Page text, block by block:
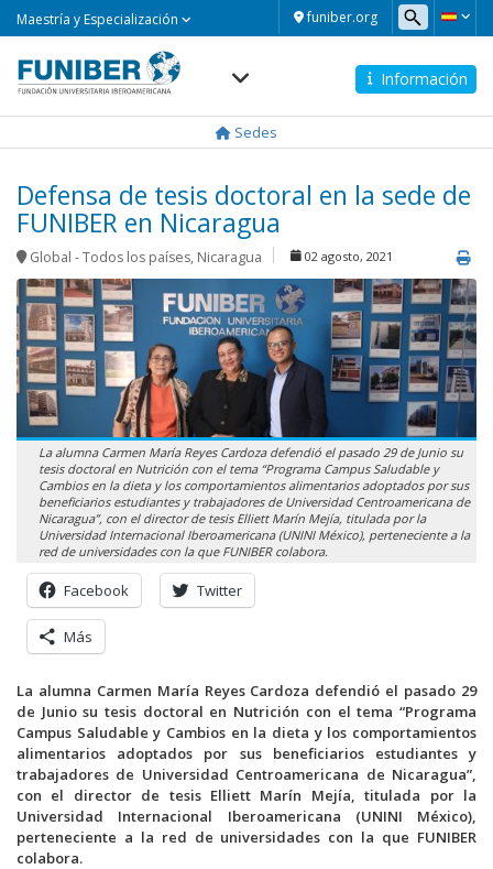
funiber.org
Maestría y Especialización
Información
Sedes
Defensa de tesis doctoral en la sede de
FUNIBER en Nicaragua
Global - Todos los países, Nicaragua 02 agosto, 2021
La alumna Carmen María Reyes Cardoza defendió el pasado 29 de Junio su
tesis doctoral en Nutrición con el tema “Programa Campus Saludable y
Cambios en la dieta y los comportamientos alimentarios adoptados por sus
beneficiarios estudiantes y trabajadores de Universidad Centroamericana de
Nicaragua”, con el director de tesis Elliett Marín Mejía, titulada por la
Universidad Internacional Iberoamericana (UNINI México), perteneciente a la
red de universidades con la que FUNIBER colabora.
Facebook Twitter
Más
La alumna Carmen María Reyes Cardoza defendió el pasado 29
de Junio su tesis doctoral en Nutrición con el tema “Programa
Campus Saludable y Cambios en la dieta y los comportamientos
alimentarios adoptados por sus beneficiarios estudiantes y
trabajadores de Universidad Centroamericana de Nicaragua”,
con el director de tesis Elliett Marín Mejía, titulada por la
Universidad Internacional Iberoamericana (UNINI México),
perteneciente a la red de universidades con la que FUNIBER
colabora.